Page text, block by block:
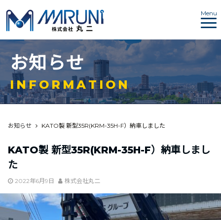
Menu
お知らせ
INFORMATION
お知らせ KATO製 新型35R(KRM-35H-F）納車しました
KATO製 新型35R(KRM-35H-F）納車しまし
た
2022年6月9日 株式会社丸二